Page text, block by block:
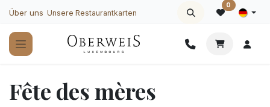
Zum Inhalt springen
Über uns Unsere Restaurantkarten
0
Fête des mères